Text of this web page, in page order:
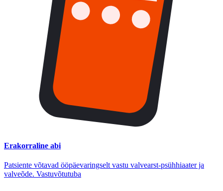
Erakorraline abi
Patsiente võtavad ööpäevaringselt vastu valvearst-psühhiaater ja
valveõde. Vastuvõtutuba